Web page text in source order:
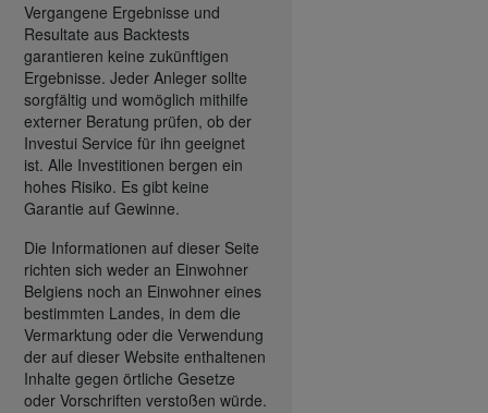
Vergangene Ergebnisse und
Resultate aus Backtests
garantieren keine zukünftigen
Ergebnisse. Jeder Anleger sollte
sorgfältig und womöglich mithilfe
externer Beratung prüfen, ob der
Investui Service für ihn geeignet
ist. Alle Investitionen bergen ein
hohes Risiko. Es gibt keine
Garantie auf Gewinne.
Die Informationen auf dieser Seite
richten sich weder an Einwohner
Belgiens noch an Einwohner eines
bestimmten Landes, in dem die
Vermarktung oder die Verwendung
der auf dieser Website enthaltenen
Inhalte gegen örtliche Gesetze
oder Vorschriften verstoßen würde.